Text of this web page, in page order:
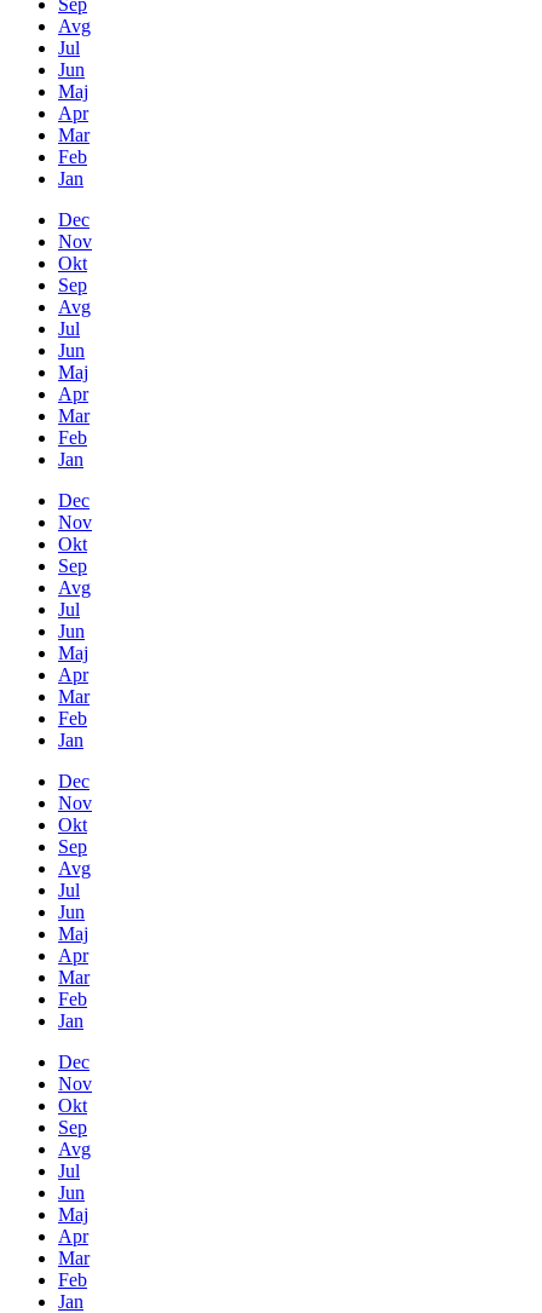
Avg
Jul
Jun
Maj
Apr
Mar
Feb
Jan
Dec
Nov
Okt
Sep
Avg
Jul
Jun
Maj
Apr
Mar
Feb
Jan
Dec
Nov
Okt
Sep
Avg
Jul
Jun
Maj
Apr
Mar
Feb
Jan
Dec
Nov
Okt
Sep
Avg
Jul
Jun
Maj
Apr
Mar
Feb
Jan
Dec
Nov
Okt
Sep
Avg
Jul
Jun
Maj
Apr
Mar
Feb
Jan